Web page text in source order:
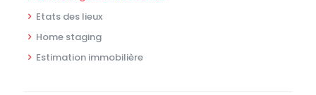
Etats des lieux
Home staging
Estimation immobilière